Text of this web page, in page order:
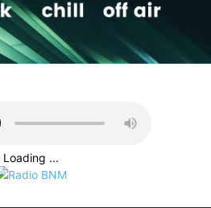
Loading ...